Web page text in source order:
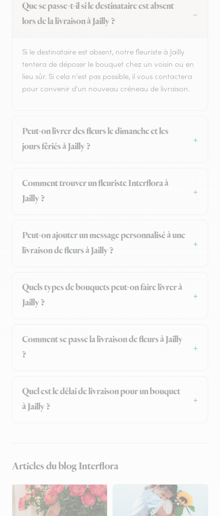
Que se passe-t-il si le destinataire est absent
lors de la livraison à Jailly ?
Si le destinataire est absent, notre fleuriste à Jailly
tentera de déposer le bouquet chez un voisin ou en
lieu sûr. Si cela n'est pas possible, il vous contactera
pour convenir d'un nouveau créneau de livraison.
Peut-on livrer des fleurs le dimanche et les
jours fériés à Jailly ?
Comment trouver un fleuriste Interflora à
Jailly ?
Peut-on ajouter un message personnalisé à une
livraison de fleurs à Jailly ?
Quels types de bouquets peut-on faire livrer à
Jailly ?
Comment se passe la livraison de fleurs à Jailly
?
Quel est le délai de livraison pour un bouquet
à Jailly ?
Articles du blog Interflora